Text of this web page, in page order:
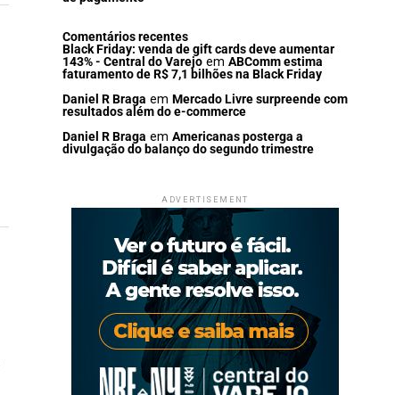
Comentários recentes
Black Friday: venda de gift cards deve aumentar
143% - Central do Varejo em ABComm estima
faturamento de R$ 7,1 bilhões na Black Friday
Daniel R Braga em Mercado Livre surpreende com
resultados além do e-commerce
Daniel R Braga em Americanas posterga a
divulgação do balanço do segundo trimestre
ADVERTISEMENT